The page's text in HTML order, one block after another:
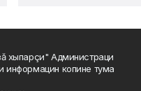
хыпарçи" Администраци
информацин копине тума